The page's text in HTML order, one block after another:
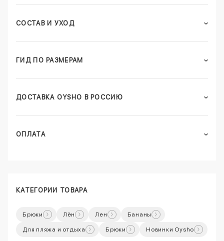
СОСТАВ И УХОД
ГИД ПО РАЗМЕРАМ
ДОСТАВКА OYSHO В РОССИЮ
ОПЛАТА
КАТЕГОРИИ ТОВАРА
Брюки Лён Лен Бананы
Для пляжа и отдыха Брюки Новинки Oysho